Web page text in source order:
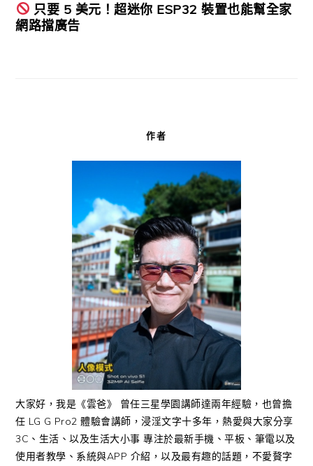
只要 5 美元！超迷你 ESP32 裝置也能幫全家
網路擋廣告
作者
大家好，我是《雲爸》 曾任三星學園講師達兩年經驗，也曾擔
任 LG G Pro2 體驗會講師，浸淫文字十多年，熱愛與大家分享
3C、生活、以及生活大小事 專注於最新手機、平板、筆電以及
使用者教學、系統與APP 介紹，以及最有趣的話題，不愛贅字